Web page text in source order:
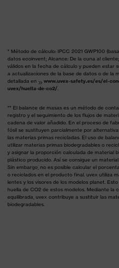
* Método de cálculo: IPCC 2021 GWP100
datos ecoinvent; Alcance: De la cuna al
válidos en la fecha de cálculo y pueden estar
a actualizaciones de la base de datos o de la
detallada en
www.uvex-safety.es/es/el-
uvex/huella-de-co2/.
** El balance de masas es un método de
registro y el seguimiento de los flujos de
cadena de valor añadido. En el proceso de
fósil se sustituyen parcialmente por
las materias primas recicladas. El uso de
utilizar materias primas biodegradables o
y asignar la proporción calculada de material
plástico producido. Así se consigue un
Sin embargo, no es posible calcular el
o reciclados en el producto final. uvex utiliza
lentes y los visores de los modelos planet.
huella de CO2 de estos modelos. Mediante la
equilibrada, uvex contribuye a sustituir las
biodegradables.